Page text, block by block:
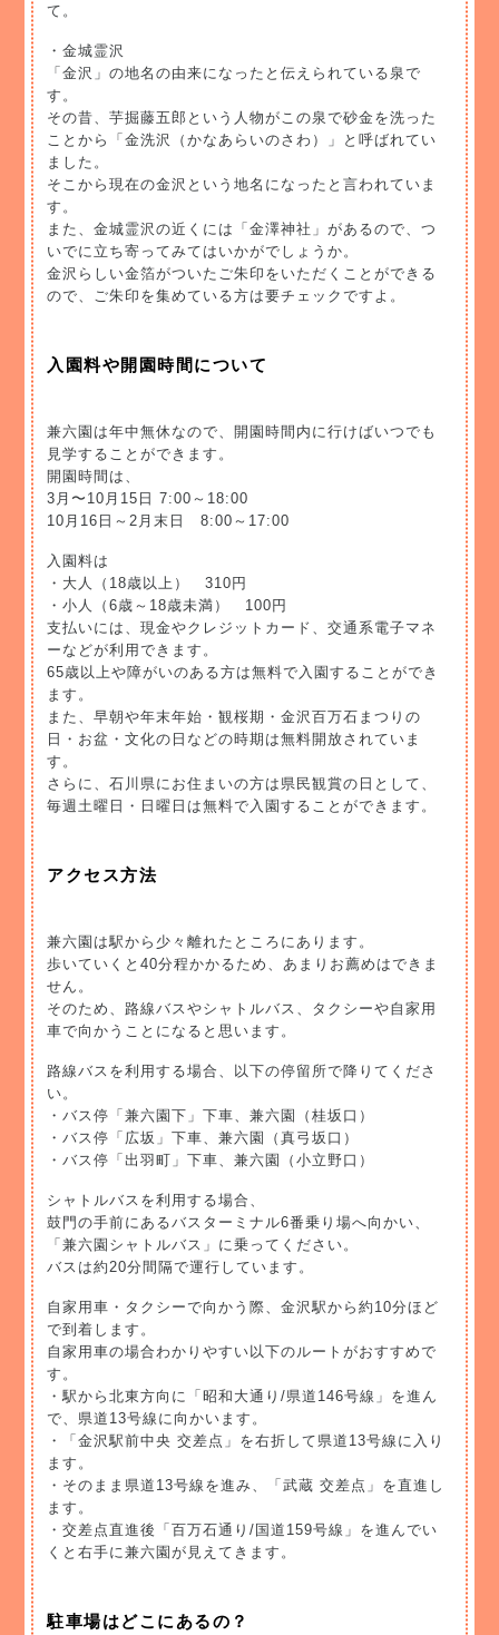
て。
・金城霊沢
「金沢」の地名の由来になったと伝えられている泉で
す。
その昔、芋掘藤五郎という人物がこの泉で砂金を洗った
ことから「金洗沢（かなあらいのさわ）」と呼ばれてい
ました。
そこから現在の金沢という地名になったと言われていま
す。
また、金城霊沢の近くには「金澤神社」があるので、つ
いでに立ち寄ってみてはいかがでしょうか。
金沢らしい金箔がついたご朱印をいただくことができる
ので、ご朱印を集めている方は要チェックですよ。
入園料や開園時間について
兼六園は年中無休なので、開園時間内に行けばいつでも
見学することができます。
開園時間は、
3月〜10月15日 7:00～18:00
10月16日～2月末日 8:00～17:00
入園料は
・大人（18歳以上） 310円
・小人（6歳～18歳未満） 100円
支払いには、現金やクレジットカード、交通系電子マネ
ーなどが利用できます。
65歳以上や障がいのある方は無料で入園することができ
ます。
また、早朝や年末年始・観桜期・金沢百万石まつりの
日・お盆・文化の日などの時期は無料開放されていま
す。
さらに、石川県にお住まいの方は県民観賞の日として、
毎週土曜日・日曜日は無料で入園することができます。
アクセス方法
兼六園は駅から少々離れたところにあります。
歩いていくと40分程かかるため、あまりお薦めはできま
せん。
そのため、路線バスやシャトルバス、タクシーや自家用
車で向かうことになると思います。
路線バスを利用する場合、以下の停留所で降りてくださ
い。
・バス停「兼六園下」下車、兼六園（桂坂口）
・バス停「広坂」下車、兼六園（真弓坂口）
・バス停「出羽町」下車、兼六園（小立野口）
シャトルバスを利用する場合、
鼓門の手前にあるバスターミナル6番乗り場へ向かい、
「兼六園シャトルバス」に乗ってください。
バスは約20分間隔で運行しています。
自家用車・タクシーで向かう際、金沢駅から約10分ほど
で到着します。
自家用車の場合わかりやすい以下のルートがおすすめで
す。
・駅から北東方向に「昭和大通り/県道146号線」を進ん
で、県道13号線に向かいます。
・「金沢駅前中央 交差点」を右折して県道13号線に入り
ます。
・そのまま県道13号線を進み、「武蔵 交差点」を直進し
ます。
・交差点直進後「百万石通り/国道159号線」を進んでい
くと右手に兼六園が見えてきます。
駐車場はどこにあるの？